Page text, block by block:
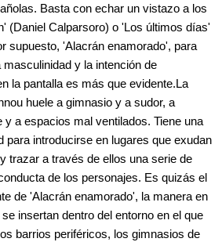
Basta con echar un vistazo a los
(Daniel Calparsoro) o 'Los últimos días'
supuesto, 'Alacrán enamorado', para
y la intención de
la pantalla es más que evidente.La
huele a gimnasio y a sudor, a
y a espacios mal ventilados. Tiene una
para introducirse en lugares que exudan
trazar a través de ellos una serie de
de los personajes. Es quizás el
de 'Alacrán enamorado', la manera en
insertan dentro del entorno en el que
barrios periféricos, los gimnasios de